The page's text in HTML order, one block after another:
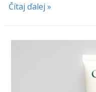
Čítaj ďalej »